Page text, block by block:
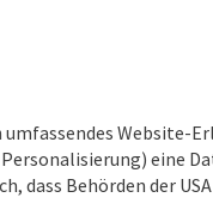
Website-
eine
dass Behörden der